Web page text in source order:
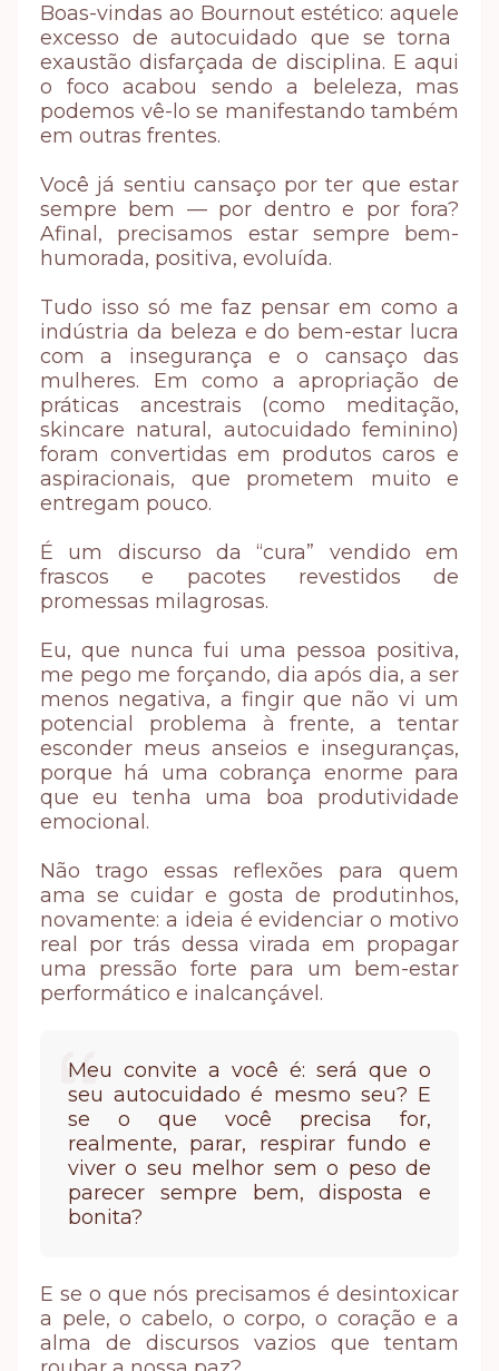
Boas-vindas ao Bournout estético: aquele
excesso de autocuidado que se torna
exaustão disfarçada de disciplina. E aqui
o foco acabou sendo a beleleza, mas
podemos vê-lo se manifestando também
em outras frentes.
Você já sentiu cansaço por ter que estar
sempre bem — por dentro e por fora?
Afinal, precisamos estar sempre bem-
humorada, positiva, evoluída.
Tudo isso só me faz pensar em como a
indústria da beleza e do bem-estar lucra
com a insegurança e o cansaço das
mulheres. Em como a apropriação de
práticas ancestrais (como meditação,
skincare natural, autocuidado feminino)
foram convertidas em produtos caros e
aspiracionais, que prometem muito e
entregam pouco.
É um discurso da “cura” vendido em
frascos e pacotes revestidos de
promessas milagrosas.
Eu, que nunca fui uma pessoa positiva,
me pego me forçando, dia após dia, a ser
menos negativa, a fingir que não vi um
potencial problema à frente, a tentar
esconder meus anseios e inseguranças,
porque há uma cobrança enorme para
que eu tenha uma boa produtividade
emocional.
Não trago essas reflexões para quem
ama se cuidar e gosta de produtinhos,
novamente: a ideia é evidenciar o motivo
real por trás dessa virada em propagar
uma pressão forte para um bem-estar
performático e inalcançável.
Meu convite a você é: será que o
seu autocuidado é mesmo seu? E
se o que você precisa for,
realmente, parar, respirar fundo e
viver o seu melhor sem o peso de
parecer sempre bem, disposta e
bonita?
E se o que nós precisamos é desintoxicar
a pele, o cabelo, o corpo, o coração e a
alma de discursos vazios que tentam